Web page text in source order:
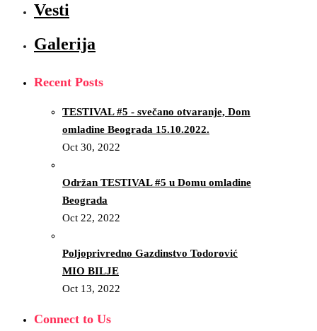
Vesti
Galerija
Recent Posts
TESTIVAL #5 - svečano otvaranje, Dom
omladine Beograda 15.10.2022.
Oct 30, 2022
Održan TESTIVAL #5 u Domu omladine
Beograda
Oct 22, 2022
Poljoprivredno Gazdinstvo Todorović
MIO BILJE
Oct 13, 2022
Connect to Us